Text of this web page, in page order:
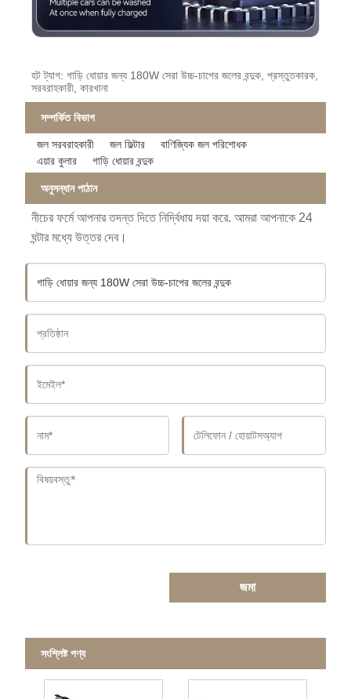
হট ট্যাগ: গাড়ি ধোয়ার জন্য 180W সেরা উচ্চ-চাপের জলের বন্দুক, প্রস্তুতকারক,
সরবরাহকারী, কারখানা
সম্পর্কিত বিভাগ
জল সরবরাহকারী জল ফিল্টার
বাণিজ্যিক জল পরিশোধক
এয়ার কুলার
গাড়ি ধোয়ার বন্দুক
অনুসন্ধান পাঠান
নীচের ফর্মে আপনার তদন্ত দিতে নির্দ্বিধায় দয়া করে. আমরা আপনাকে 24
ঘন্টার মধ্যে উত্তর দেব।
জমা
সংশ্লিষ্ট পণ্য